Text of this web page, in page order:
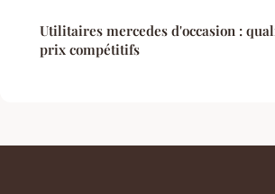
Utilitaires mercedes d'occasion :
prix compétitifs